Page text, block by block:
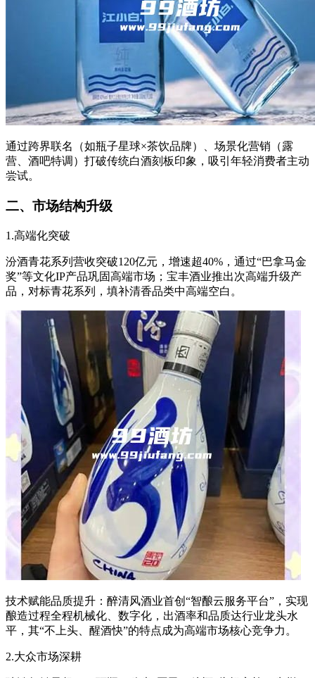
通过跨界联名（如瓶子星球×茶饮品牌）、场景化营销（露
营、酒吧特调）打破传统白酒刻板印象，吸引年轻消费者主动
尝试。
二、市场结构升级
1.高端化突破
汾酒青花系列营收突破120亿元，增速超40%，通过“巴拿马金
奖”等文化IP产品巩固高端市场；宝丰酒业推出次高端升级产
品，对标青花系列，填补清香品类中高端空白。
技术赋能品质提升：醉清风酒业首创“智酿云服务平台”，实现
酿造过程全程机械化、数字化，出酒率和品质达行业龙头水
平，其“不上头、醒酒快”的特点成为高端市场核心竞争力。
2.大众市场深耕